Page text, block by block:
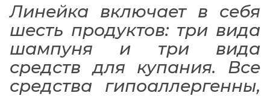
Линейка включает в себя
шесть продуктов: три вида
шампуня и три вида
средств для купания. Все
средства гипоаллергенны,